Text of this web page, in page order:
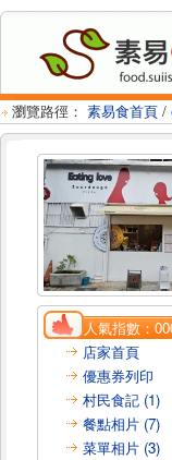
瀏覽路徑： 素易食首頁 /
人氣指數：
店家首頁
優惠券列印
村民食記 (1)
餐點相片 (7)
菜單相片 (3)